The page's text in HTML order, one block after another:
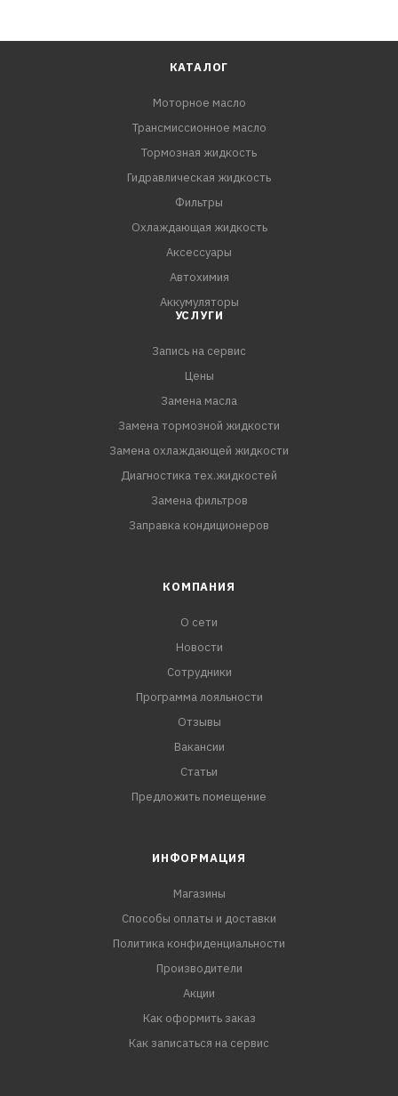
КАТАЛОГ
Моторное масло
Трансмиссионное масло
Тормозная жидкость
Гидравлическая жидкость
Фильтры
Охлаждающая жидкость
Аксессуары
Автохимия
Аккумуляторы
УСЛУГИ
Запись на сервис
Цены
Замена масла
Замена тормозной жидкости
Замена охлаждающей жидкости
Диагностика тех.жидкостей
Замена фильтров
Заправка кондиционеров
КОМПАНИЯ
О сети
Новости
Сотрудники
Программа лояльности
Отзывы
Вакансии
Статьи
Предложить помещение
ИНФОРМАЦИЯ
Магазины
Способы оплаты и доставки
Политика конфиденциальности
Производители
Акции
Как оформить заказ
Как записаться на сервис